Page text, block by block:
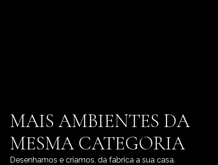
MAIS AMBIENTES DA
MESMA CATEGORIA
Desenhamos e criamos, da fabrica a sua casa.